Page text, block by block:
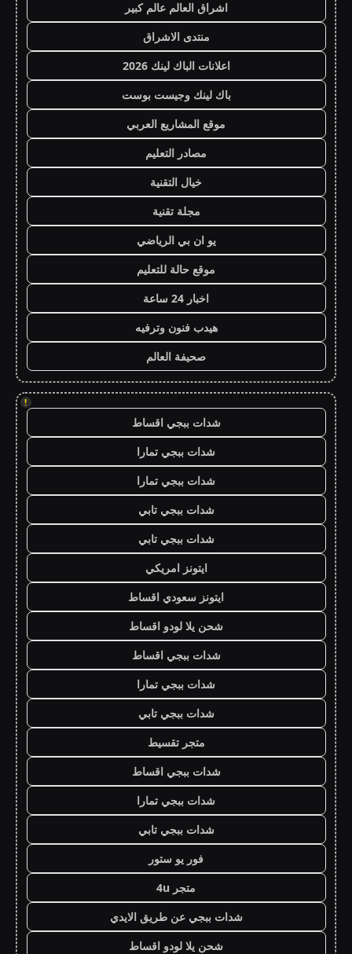
اشراق العالم عالم كبير
منتدى الاشراق
اعلانات الباك لينك 2026
باك لينك وجيست بوست
موقع المشاريع العربي
مصادر التعليم
خيال التقنية
مجلة تقنية
يو ان بي الرياضي
موقع حالة للتعليم
اخبار 24 ساعة
هيدب فنون وترفيه
صحيفة العالم
!
شدات ببجي اقساط
شدات ببجي تمارا
شدات ببجي تمارا
شدات ببجي تابي
شدات ببجي تابي
ايتونز امريكي
ايتونز سعودي اقساط
شحن يلا لودو اقساط
شدات ببجي اقساط
شدات ببجي تمارا
شدات ببجي تابي
متجر تقسيط
شدات ببجي اقساط
شدات ببجي تمارا
شدات ببجي تابي
فور يو ستور
متجر 4u
شدات ببجي عن طريق الايدي
شحن يلا لودو اقساط